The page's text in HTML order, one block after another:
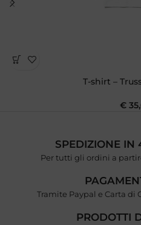
T-shirt –
€
SPEDIZIONE IN
Per tutti gli ordini a
Tramite Paypal e Carta di
PRODOTTI